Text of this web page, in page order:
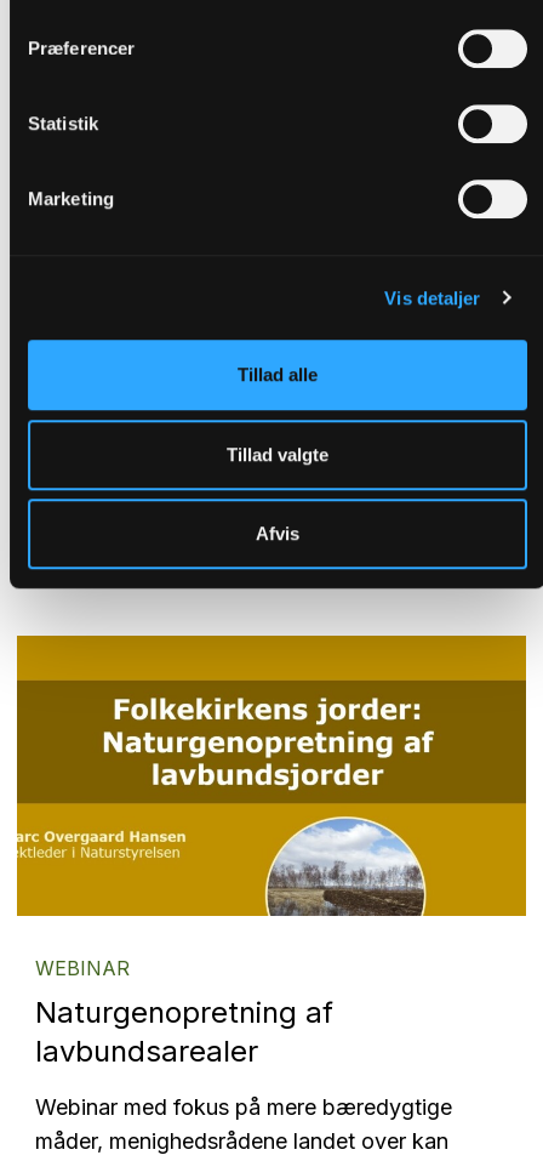
Præferencer
Statistik
Marketing
Vis detaljer
Tillad alle
Tillad valgte
Afvis
igen vådlægger drænede lavbundsjorder, kan
man binde CO2, få bedre grundvand, større
biodiversitet – og ikke mindst områder, der kan
bruges til udfoldelse i det fri til glæde for både
lodsejere og sognebørn.
WEBINAR
Naturgenopretning af
lavbundsarealer
Webinar med fokus på mere bæredygtige
måder, menighedsrådene landet over kan